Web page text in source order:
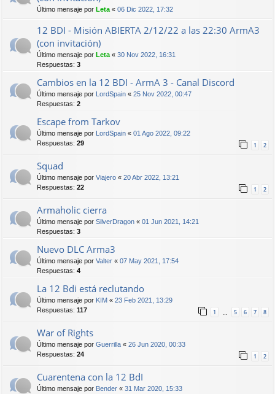
Último mensaje por Leta « 06 Dic 2022, 17:32
12 BDI - Misión ABIERTA 2/12/22 a las 22:30 ArmA3
(con invitación)
Último mensaje por Leta « 30 Nov 2022, 16:31
Respuestas: 3
Cambios en la 12 BDI - ArmA 3 - Canal Discord
Último mensaje por LordSpain « 25 Nov 2022, 00:47
Respuestas: 2
Escape from Tarkov
Último mensaje por LordSpain « 01 Ago 2022, 09:22
Respuestas: 29 1 2
Squad
Último mensaje por Viajero « 20 Abr 2022, 13:21
Respuestas: 22 1 2
Armaholic cierra
Último mensaje por SilverDragon « 01 Jun 2021, 14:21
Respuestas: 3
Nuevo DLC Arma3
Último mensaje por Valter « 07 May 2021, 17:54
Respuestas: 4
La 12 Bdi está reclutando
Último mensaje por KIM « 23 Feb 2021, 13:29
Respuestas: 117 1 … 5 6 7 8
War of Rights
Último mensaje por Guerrilla « 26 Jun 2020, 00:33
Respuestas: 24 1 2
Cuarentena con la 12 BdI
Último mensaje por Bender « 31 Mar 2020, 15:33